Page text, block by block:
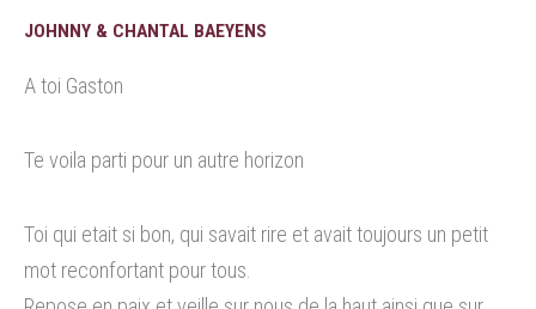
JOHNNY & CHANTAL BAEYENS
A toi Gaston
Te voila parti pour un autre horizon
Toi qui etait si bon, qui savait rire et avait toujours un petit
mot reconfortant pour tous.